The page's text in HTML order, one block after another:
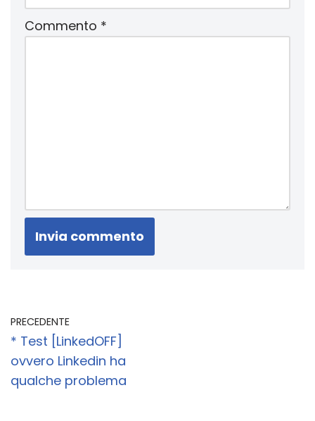
Commento *
PRECEDENTE
* Test [LinkedOFF]
ovvero Linkedin ha
qualche problema